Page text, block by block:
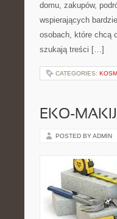
domu, zakupów,
wspierających
osobach, które chcą
szukają treści […]
CATEGORIES:
EKO-
POSTED BY ADMIN